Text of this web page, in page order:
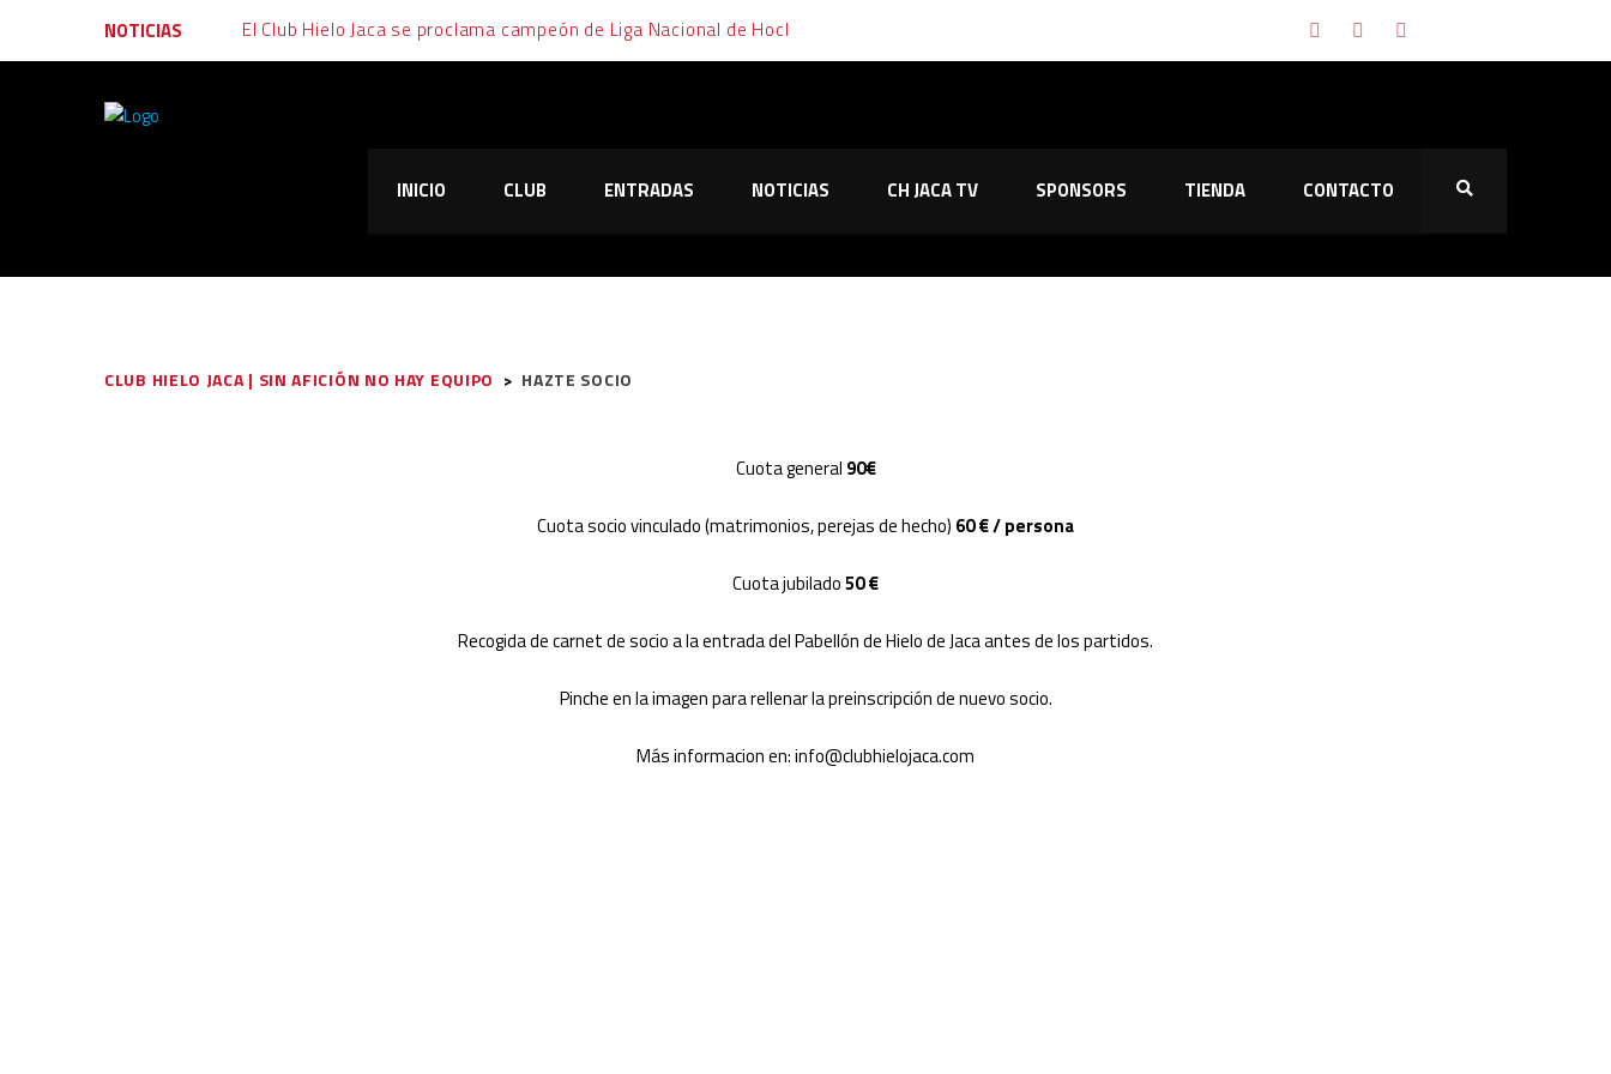
NOTICIAS El Club Hielo Jaca se proclama campeón de Liga Nacional de Hockey Hielo
INICIO CLUB ENTRADAS NOTICIAS CH JACA TV SPONSORS TIENDA CONTACTO
CLUB HIELO JACA | SIN AFICIÓN NO HAY EQUIPO > HAZTE SOCIO
Cuota general 90€
Cuota socio vinculado (matrimonios, perejas de hecho) 60 € / persona
Cuota jubilado50 €
Recogida de carnet de socio a la entrada del Pabellón de Hielo de Jaca antes de los partidos.
Pinche en la imagen para rellenar la preinscripción de nuevo socio.
Más informacion en: info@clubhielojaca.com